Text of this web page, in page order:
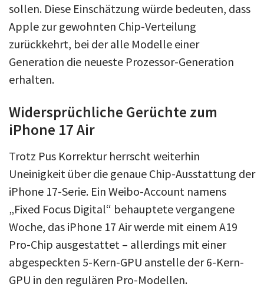
sollen. Diese Einschätzung würde bedeuten, dass
Apple zur gewohnten Chip-Verteilung
zurückkehrt, bei der alle Modelle einer
Generation die neueste Prozessor-Generation
erhalten.
Widersprüchliche Gerüchte zum
iPhone 17 Air
Trotz Pus Korrektur herrscht weiterhin
Uneinigkeit über die genaue Chip-Ausstattung der
iPhone 17-Serie. Ein Weibo-Account namens
„Fixed Focus Digital“ behauptete vergangene
Woche, das iPhone 17 Air werde mit einem A19
Pro-Chip ausgestattet – allerdings mit einer
abgespeckten 5-Kern-GPU anstelle der 6-Kern-
GPU in den regulären Pro-Modellen.